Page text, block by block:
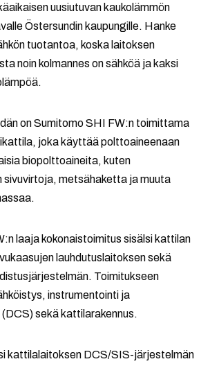
uusiutuvan kaukolämmön
Östersundin kaupungille. Hanke
tuotantoa, koska laitoksen
noin kolmannes on sähköä ja kaksi
on Sumitomo SHI FW:n toimittama
joka käyttää polttoaineenaan
biopolttoaineita, kuten
sivuvirtoja, metsähaketta ja muuta
laaja kokonaistoimitus sisälsi kattilan
lauhdutuslaitoksen sekä
Toimitukseen
instrumentointi ja
sekä kattilarakennus.
kattilalaitoksen DCS/SIS-järjestelmän